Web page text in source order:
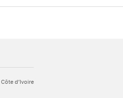
Côte d’Ivoire